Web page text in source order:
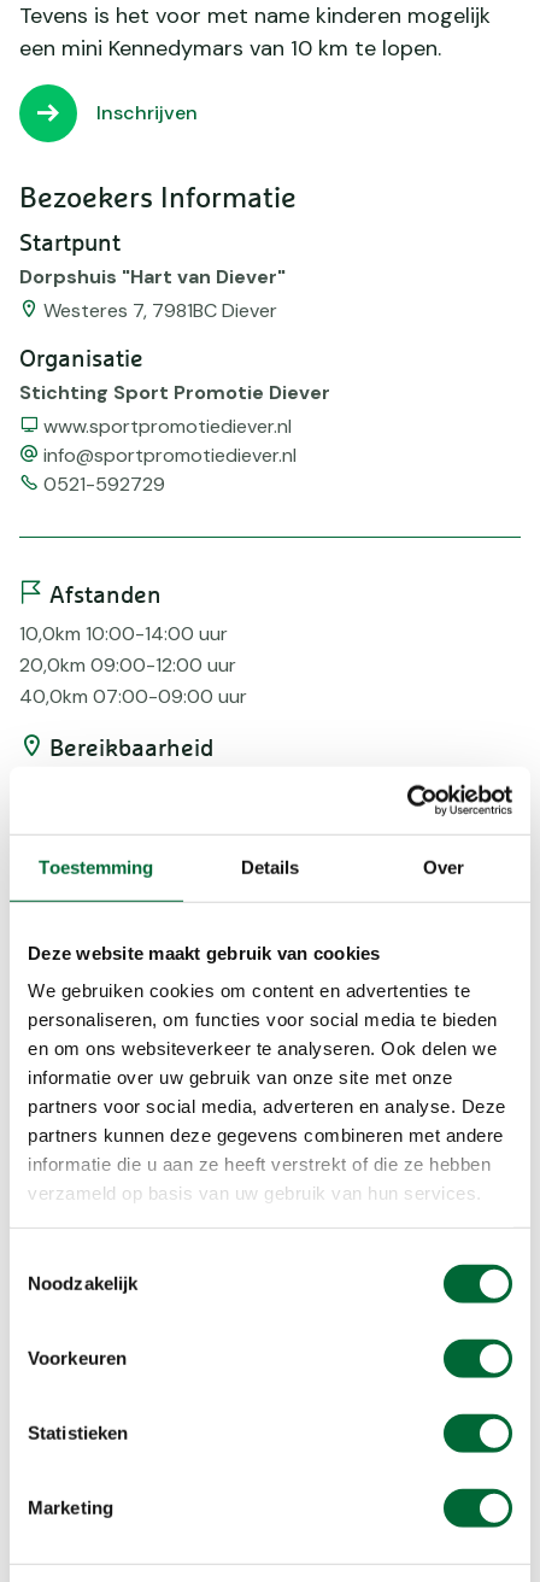
Toestemming Details Over
Deze website maakt gebruik van cookies
We gebruiken cookies om content en advertenties te
personaliseren, om functies voor social media te bieden
en om ons websiteverkeer te analyseren. Ook delen we
informatie over uw gebruik van onze site met onze
partners voor social media, adverteren en analyse. Deze
partners kunnen deze gegevens combineren met andere
informatie die u aan ze heeft verstrekt of die ze hebben
verzameld op basis van uw gebruik van hun services.
Noodzakelijk
Voorkeuren
Statistieken
Marketing
Tevens is het voor met name kinderen mogelijk
een mini Kennedymars van 10 km te lopen.
Inschrijven
Bezoekers Informatie
Startpunt
Dorpshuis "Hart van Diever"
Westeres 7, 7981BC Diever
Organisatie
Stichting Sport Promotie Diever
Website
www.sportpromotiediever.nl
emailinfo@sportpromotiediever.nl
Telefoonnummer
0521-592729
Afstanden
10,0km 10:00-14:00 uur
20,0km 09:00-12:00 uur
40,0km 07:00-09:00 uur
Bereikbaarheid
Voorzieningen
AED
Bepijld
Korting
Onverhard
Routebeschr
Rust
Verhard
Voorinschr